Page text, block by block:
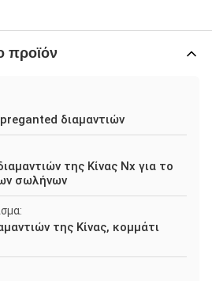
προϊόν
διαμαντιών
της Κίνας Nx για το
σωλήνων
της Κίνας, κομμάτι